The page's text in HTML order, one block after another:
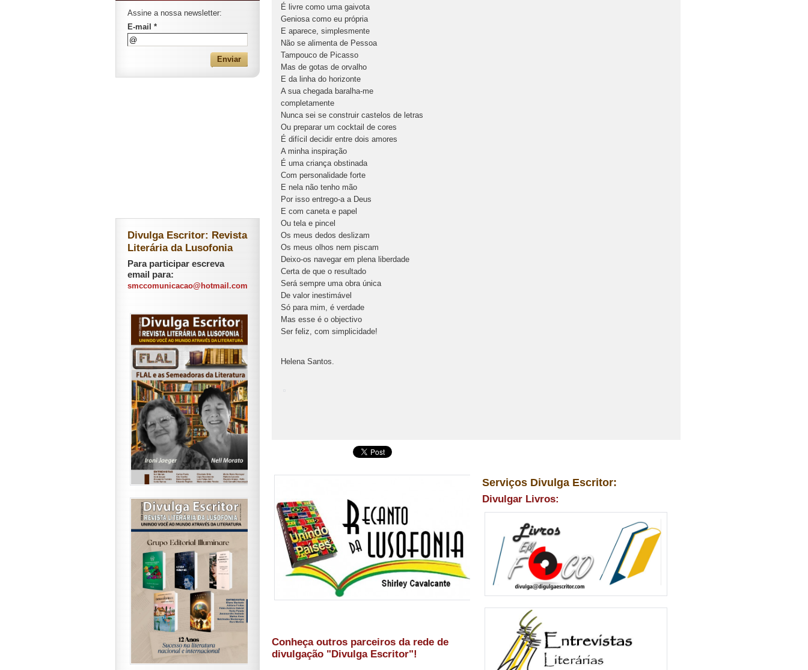
É livre como uma gaivota
Geniosa como eu própria
E aparece, simplesmente
Não se alimenta de Pessoa
Tampouco de Picasso
Mas de gotas de orvalho
E da linha do horizonte
A sua chegada baralha-me
completamente
Nunca sei se construir castelos de letras
Ou preparar um cocktail de cores
É difícil decidir entre dois amores
A minha inspiração
É uma criança obstinada
Com personalidade forte
E nela não tenho mão
Por isso entrego-a a Deus
E com caneta e papel
Ou tela e pincel
Os meus dedos deslizam
Os meus olhos nem piscam
Deixo-os navegar em plena liberdade
Certa de que o resultado
Será sempre uma obra única
De valor inestimável
Só para mim, é verdade
Mas esse é o objectivo
Ser feliz, com simplicidade!
Helena Santos.
Conheça outros parceiros da rede de
divulgação "Divulga Escritor"!
Serviços Divulga Escritor:
Divulgar Livros:
Assine a nossa newsletter:
E-mail *
Divulga Escritor: Revista
Literária da Lusofonia
Para participar escreva
email para:
smccomunicacao@hotmail.com